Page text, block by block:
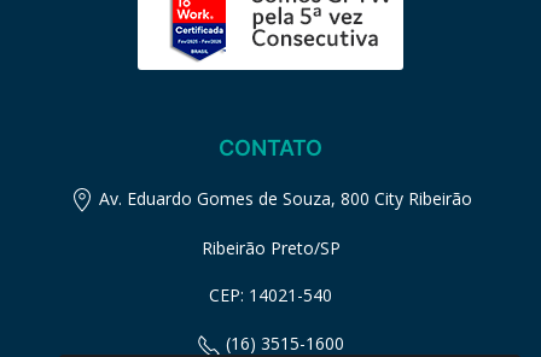
CONTATO
Av. Eduardo Gomes de Souza, 800 City Ribeirão
Ribeirão Preto/SP
CEP: 14021-540
(16) 3515-1600